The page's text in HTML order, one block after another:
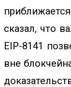
сказал, что
EIP-8141
вне